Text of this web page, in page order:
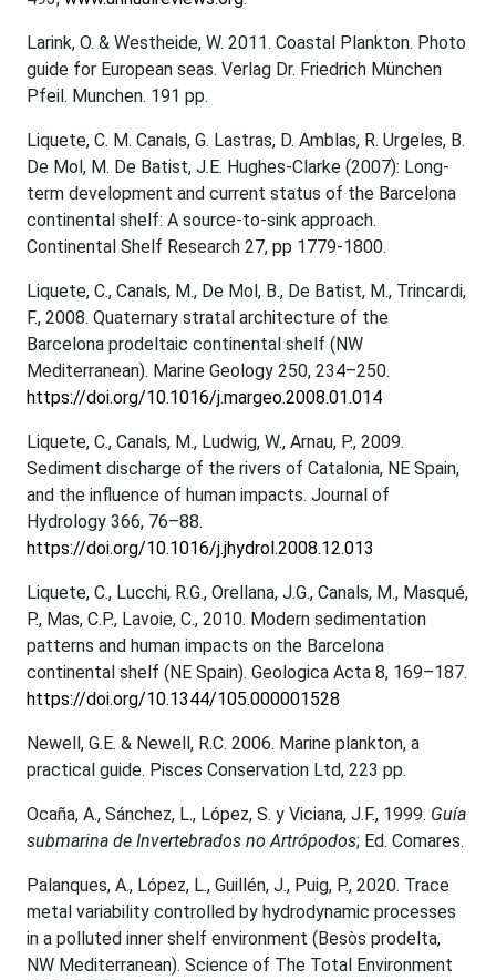
Larink, O. & Westheide, W. 2011. Coastal Plankton. Photo
guide for European seas. Verlag Dr. Friedrich München
Pfeil. Munchen. 191 pp.
Liquete, C. M. Canals, G. Lastras, D. Amblas, R. Urgeles, B.
De Mol, M. De Batist, J.E. Hughes-Clarke (2007): Long-
term development and current status of the Barcelona
continental shelf: A source-to-sink approach.
Continental Shelf Research 27, pp 1779-1800.
Liquete, C., Canals, M., De Mol, B., De Batist, M., Trincardi,
F., 2008. Quaternary stratal architecture of the
Barcelona prodeltaic continental shelf (NW
Mediterranean). Marine Geology 250, 234–250.
https://doi.org/10.1016/j.margeo.2008.01.014
Liquete, C., Canals, M., Ludwig, W., Arnau, P., 2009.
Sediment discharge of the rivers of Catalonia, NE Spain,
and the influence of human impacts. Journal of
Hydrology 366, 76–88.
https://doi.org/10.1016/j.jhydrol.2008.12.013
Liquete, C., Lucchi, R.G., Orellana, J.G., Canals, M., Masqué,
P., Mas, C.P., Lavoie, C., 2010. Modern sedimentation
patterns and human impacts on the Barcelona
continental shelf (NE Spain). Geologica Acta 8, 169–187.
https://doi.org/10.1344/105.000001528
Newell, G.E. & Newell, R.C. 2006. Marine plankton, a
practical guide. Pisces Conservation Ltd, 223 pp.
Ocaña, A., Sánchez, L., López, S. y Viciana, J.F., 1999. Guía
submarina de Invertebrados no Artrópodos; Ed. Comares.
Palanques, A., López, L., Guillén, J., Puig, P., 2020. Trace
metal variability controlled by hydrodynamic processes
in a polluted inner shelf environment (Besòs prodelta,
NW Mediterranean). Science of The Total Environment